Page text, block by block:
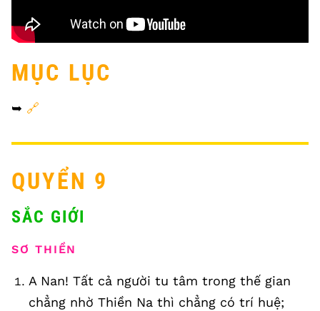
MỤC LỤC
➥ 🔗
QUYỂN 9
SẮC GIỚI
SƠ THIỀN
A Nan! Tất cả người tu tâm trong thế gian
chẳng nhờ Thiền Na thì chẳng có trí huệ;